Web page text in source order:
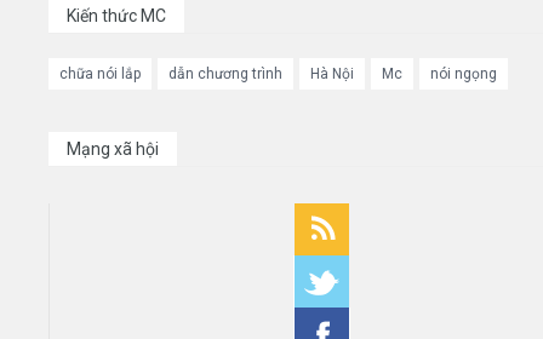
Kiến thức MC
chữa nói lắp dẫn chương trình Hà Nội Mc nói ngọng
Mạng xã hội